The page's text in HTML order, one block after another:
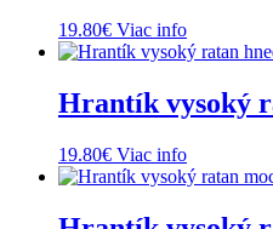
19.80€ Viac info
Hrantík vysoký
19.80€ Viac info